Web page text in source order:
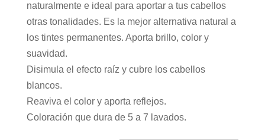
naturalmente e ideal para aportar a tus cabellos
otras tonalidades. Es la mejor alternativa natural a
los tintes permanentes. Aporta brillo, color y
suavidad.
Disimula el efecto raíz y cubre los cabellos
blancos.
Reaviva el color y aporta reflejos.
Coloración que dura de 5 a 7 lavados.